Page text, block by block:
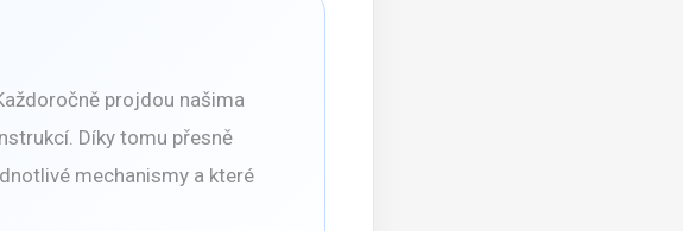
projdou našima
Díky tomu přesně
mechanismy a které